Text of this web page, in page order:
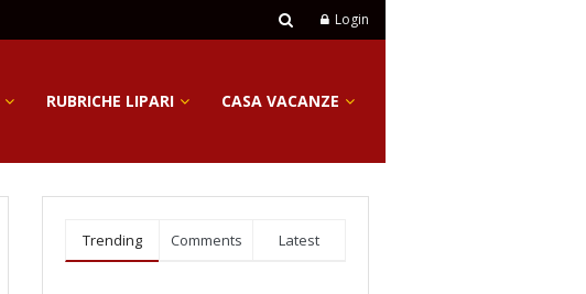
Login
RUBRICHE LIPARI CASA VACANZE
Trending Comments Latest